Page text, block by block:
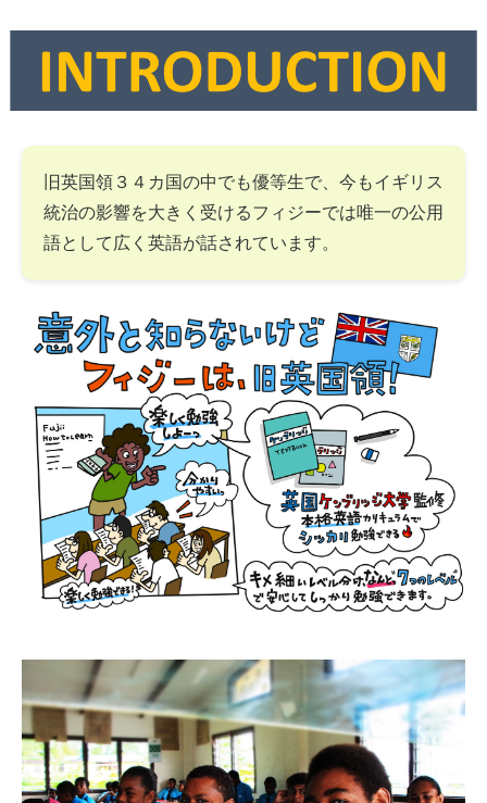
旧英国領３４カ国の中でも優等生で、今もイギリス
統治の影響を大きく受けるフィジーでは唯一の公用
語として広く英語が話されています。